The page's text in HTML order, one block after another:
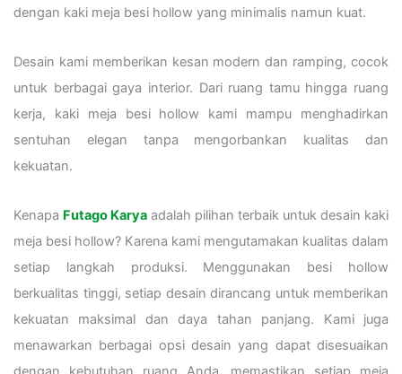
dengan kaki meja besi hollow yang minimalis namun kuat.
Desain kami memberikan kesan modern dan ramping, cocok
untuk berbagai gaya interior. Dari ruang tamu hingga ruang
kerja, kaki meja besi hollow kami mampu menghadirkan
sentuhan elegan tanpa mengorbankan kualitas dan
kekuatan.
Kenapa Futago Karya adalah pilihan terbaik untuk desain kaki
meja besi hollow? Karena kami mengutamakan kualitas dalam
setiap langkah produksi. Menggunakan besi hollow
berkualitas tinggi, setiap desain dirancang untuk memberikan
kekuatan maksimal dan daya tahan panjang. Kami juga
menawarkan berbagai opsi desain yang dapat disesuaikan